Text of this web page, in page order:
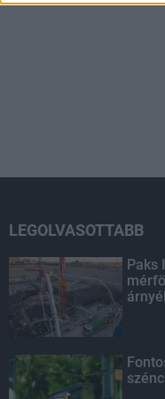
LEGOLVASOTTABB
Paks